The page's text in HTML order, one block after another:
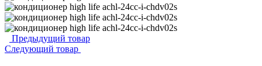
Предыдущий товар
Следующий товар